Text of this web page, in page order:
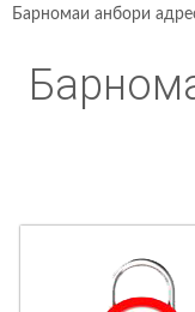
Барномаи анбори